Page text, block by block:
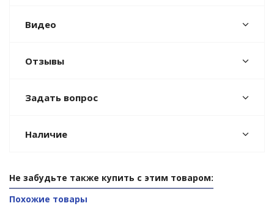
Видео
Отзывы
Задать вопрос
Наличие
Не забудьте также купить с этим товаром:
Похожие товары